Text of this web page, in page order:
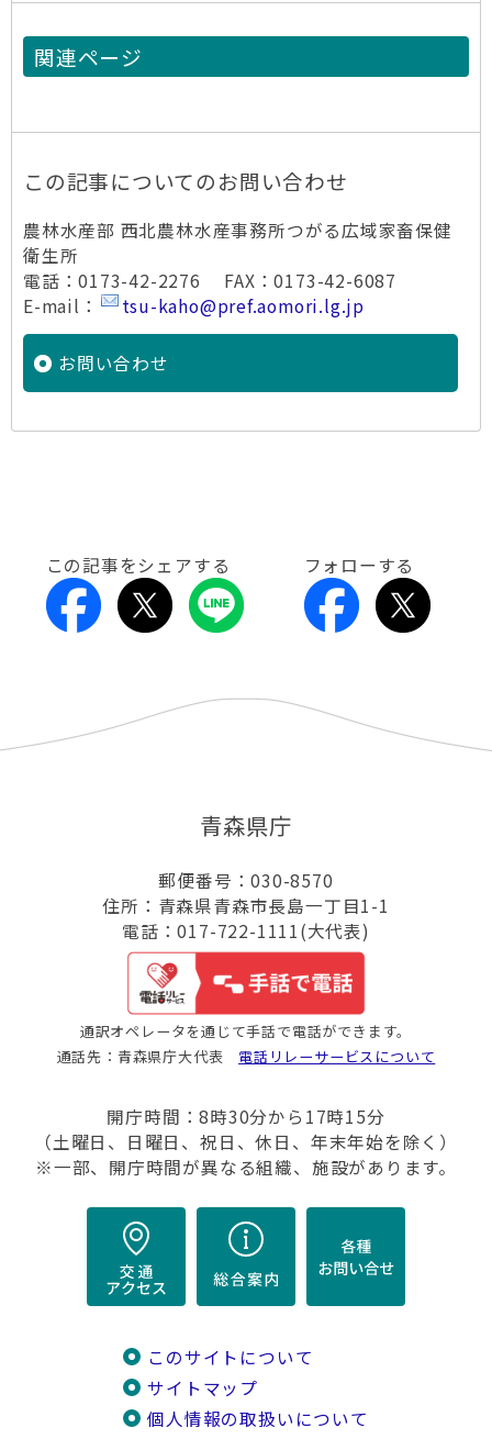
関連ページ
この記事についてのお問い合わせ
農林水産部 西北農林水産事務所つがる広域家畜保健
衛生所
電話：0173-42-2276 FAX：0173-42-6087
E-mail：
tsu-kaho@pref.aomori.lg.jp
お問い合わせ
この記事をシェアする フォローする
青森県庁
郵便番号：030-8570
住所：青森県青森市長島一丁目1-1
電話：017-722-1111(大代表)
通訳オペレータを通じて手話で電話ができます。
通話先：青森県庁大代表 電話リレーサービスについて
開庁時間：8時30分から17時15分
（土曜日、日曜日、祝日、休日、年末年始を除く）
※一部、開庁時間が異なる組織、施設があります。
このサイトについて
サイトマップ
個人情報の取扱いについて